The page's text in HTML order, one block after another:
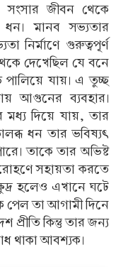
সংসার জীবন থেকে
ধন। মানব সভ্যতার
নির্মাণে গুরুত্বপূর্ণ
দেখেছিল যে বনে
পালিয়ে যায়। এ তুচ্ছ
আগুনের ব্যবহার।
মধ্য দিয়ে যায়, তার
ধন তার ভবিষ্যৎ
তাকে তার অভিষ্ট
সহায়তা করতে
হলেও এখানে ঘটে
তা আগামী দিনে
প্রীতি কিন্তু তার জন্য
থাকা আবশ্যক।